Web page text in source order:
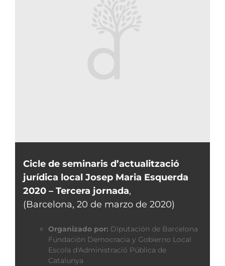
Cicle de seminaris d’actualització
jurídica local Josep Maria Esquerda
2020 – Tercera jornada,
(Barcelona, 20 de marzo de 2020)
Organizado por: Diputación de Barcelona
Fundación Democracia y Gobierno Local
Escola d'Administració Pública de
Catalunya